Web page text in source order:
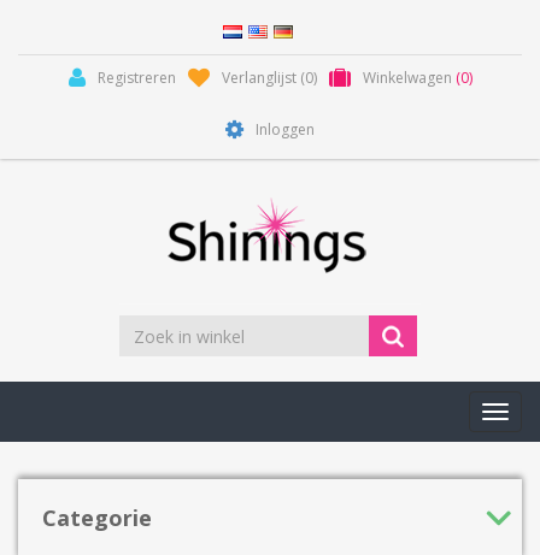
Registreren Verlanglijst (0) Winkelwagen (0)
Inloggen
Categorie